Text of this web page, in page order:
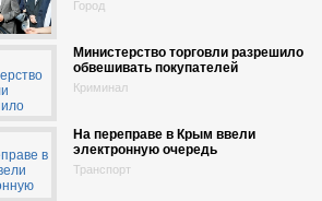
Город
Министерство торговли разрешило
обвешивать покупателей
Криминал
На переправе в Крым ввели
электронную очередь
Транспорт